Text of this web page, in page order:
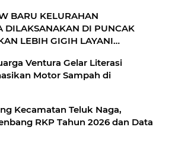
BARU KELURAHAN
DILAKSANAKAN DI PUNCAK
LEBIH GIGIH LAYANI
Ventura Gelar Literasi
Motor Sampah di
Kecamatan Teluk Naga,
RKP Tahun 2026 dan Data